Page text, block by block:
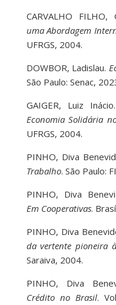
CARVALHO FILHO,
uma Abordagem
UFRGS, 2004.
DOWBOR, Ladislau.
São Paulo: Senac,
GAIGER, Luiz Inácio.
Economia Solidária
UFRGS, 2004.
PINHO, Diva
Trabalho. São Paulo:
PINHO, Diva
Em Cooperativas.
PINHO, Diva
da vertente pioneira
Saraiva, 2004.
PINHO, Diva
Crédito no Brasil.